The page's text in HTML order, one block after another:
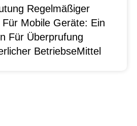
Regelmäßiger
Mobile Geräte: Ein
Für Überprufung
BetriebseMittel